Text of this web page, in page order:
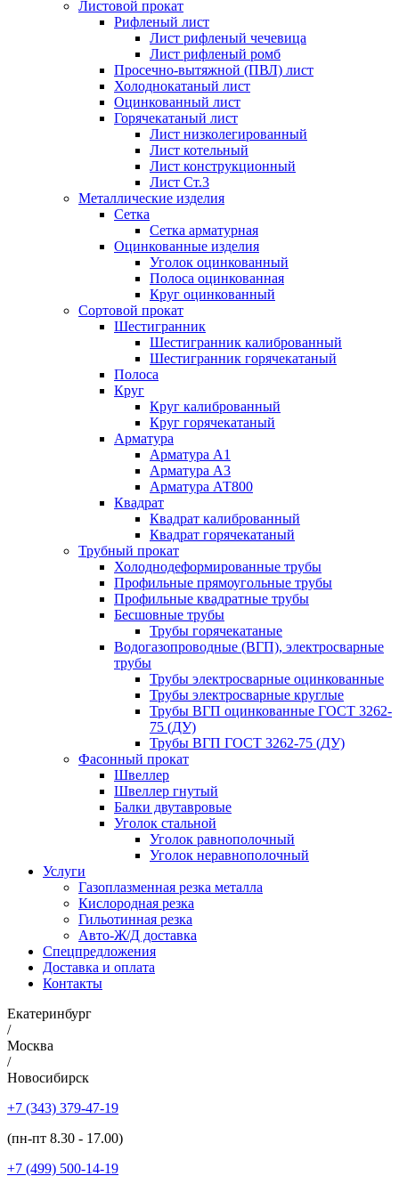
Листовой прокат
Рифленый лист
Лист рифленый чечевица
Лист рифленый ромб
Просечно-вытяжной (ПВЛ) лист
Холоднокатаный лист
Оцинкованный лист
Горячекатаный лист
Лист низколегированный
Лист котельный
Лист конструкционный
Лист Ст.3
Металлические изделия
Сетка
Сетка арматурная
Оцинкованные изделия
Уголок оцинкованный
Полоса оцинкованная
Круг оцинкованный
Сортовой прокат
Шестигранник
Шестигранник калиброванный
Шестигранник горячекатаный
Полоса
Круг
Круг калиброванный
Круг горячекатаный
Арматура
Арматура А1
Арматура А3
Арматура АТ800
Квадрат
Квадрат калиброванный
Квадрат горячекатаный
Трубный прокат
Холоднодеформированные трубы
Профильные прямоугольные трубы
Профильные квадратные трубы
Бесшовные трубы
Трубы горячекатаные
Водогазопроводные (ВГП), электросварные
трубы
Трубы электросварные оцинкованные
Трубы электросварные круглые
Трубы ВГП оцинкованные ГОСТ 3262-
75 (ДУ)
Трубы ВГП ГОСТ 3262-75 (ДУ)
Фасонный прокат
Швеллер
Швеллер гнутый
Балки двутавровые
Уголок стальной
Уголок равнополочный
Уголок неравнополочный
Услуги
Газоплазменная резка металла
Кислородная резка
Гильотинная резка
Авто-Ж/Д доставка
Спецпредложения
Доставка и оплата
Контакты
Екатеринбург
/
Москва
/
Новосибирск
+7 (343) 379-47-19
(пн-пт 8.30 - 17.00)
+7 (499) 500-14-19